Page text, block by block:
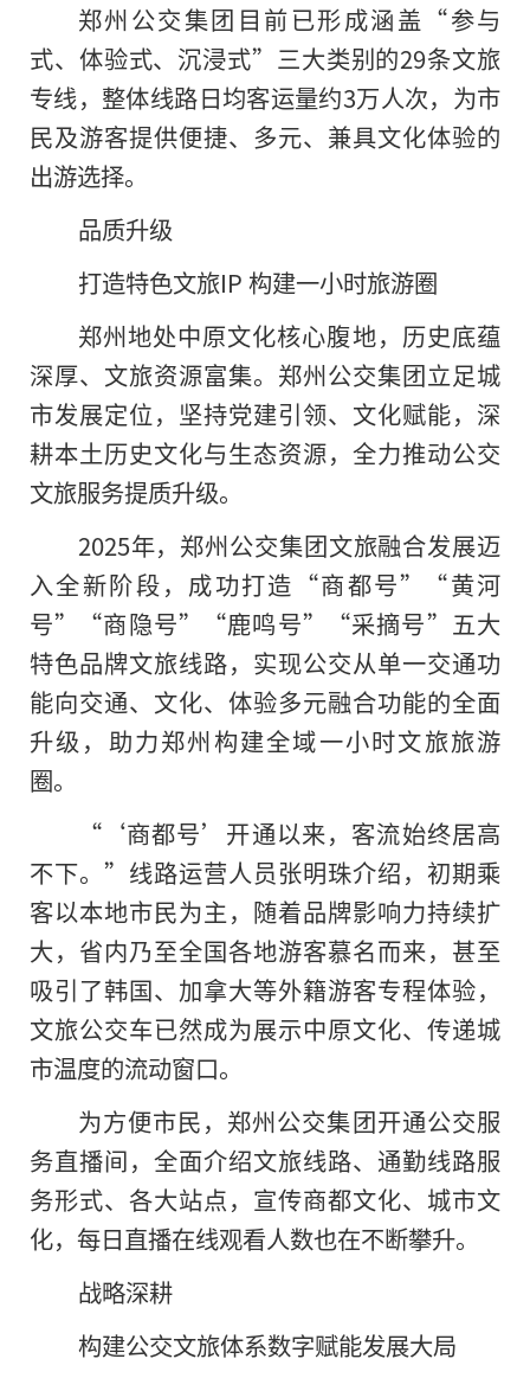
郑州公交集团目前已形成涵盖“参与
式、体验式、沉浸式”三大类别的29条文旅
专线，整体线路日均客运量约3万人次，为市
民及游客提供便捷、多元、兼具文化体验的
出游选择。
品质升级
打造特色文旅IP 构建一小时旅游圈
郑州地处中原文化核心腹地，历史底蕴
深厚、文旅资源富集。郑州公交集团立足城
市发展定位，坚持党建引领、文化赋能，深
耕本土历史文化与生态资源，全力推动公交
文旅服务提质升级。
2025年，郑州公交集团文旅融合发展迈
入全新阶段，成功打造“商都号”“黄河
号”“商隐号”“鹿鸣号”“采摘号”五大
特色品牌文旅线路，实现公交从单一交通功
能向交通、文化、体验多元融合功能的全面
升级，助力郑州构建全域一小时文旅旅游
圈。
“‘商都号’开通以来，客流始终居高
不下。”线路运营人员张明珠介绍，初期乘
客以本地市民为主，随着品牌影响力持续扩
大，省内乃至全国各地游客慕名而来，甚至
吸引了韩国、加拿大等外籍游客专程体验，
文旅公交车已然成为展示中原文化、传递城
市温度的流动窗口。
为方便市民，郑州公交集团开通公交服
务直播间，全面介绍文旅线路、通勤线路服
务形式、各大站点，宣传商都文化、城市文
化，每日直播在线观看人数也在不断攀升。
战略深耕
构建公交文旅体系数字赋能发展大局